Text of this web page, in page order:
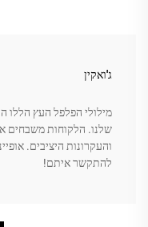
ג'ואקין
מילולי הפלפל העץ הללו
והעקרונות היציבים.
להתקשר איתם!